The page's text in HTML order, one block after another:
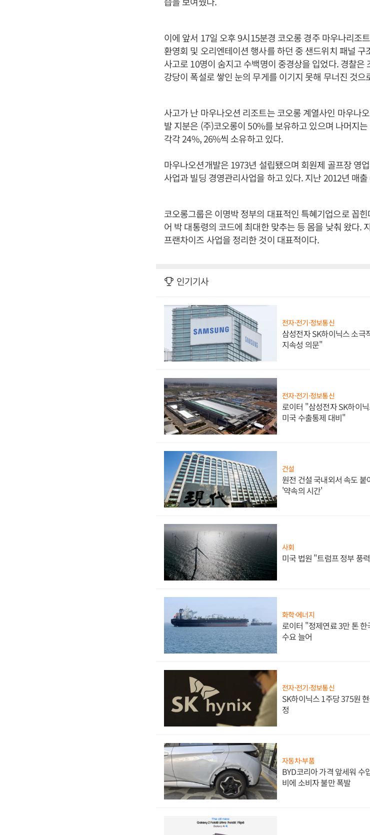
이에 앞서 17일 오후 9시15분경 코오롱 경주 마우나리조
환영회 및 오리엔테이션 행사를 하던 중 샌드위치 패널
사고로 10명이 숨지고 수백명이 중경상을 입었다. 경찰은
강당이 폭설로 쌓인 눈의 무게를 이기지 못해 무너진 것
사고가 난 마우나오션 리조트는 코오롱 계열사인 마우나
발 지분은 (주)코오롱이 50%를 보유하고 있으며 나머지
각각 24%, 26%씩 소유하고 있다.
마우나오션개발은 1973년 설립됐으며 회원제 골프장 영
사업과 빌딩 경영관리사업을 하고 있다. 지난 2012년 매
코오롱그룹은 이명박 정부의 대표적인 특혜기업으로 꼽
어 박 대통령의 코드에 최대한 맞추는 등 몸을 낮춰 왔다.
프랜차이즈 사업을 정리한 것이 대표적이다.
인기기사
전자·전기·정보통신
삼성전자 SK하이닉스 소극
지속성 의문"
전자·전기·정보통신
로이터 "삼성전자 SK하이
미국 수출통제 대비"
건설
원전 건설 국내외서 속도 붙
'약속의 시간'
사회
미국 법원 "트럼프 정부 풍
화학·에너지
로이터 "정제연료 3만 톤
수요 늘어
전자·전기·정보통신
SK하이닉스 1주당 375원
정
자동차·부품
BYD코리아 가격 앞세워 수
비에 소비자 불만 폭발